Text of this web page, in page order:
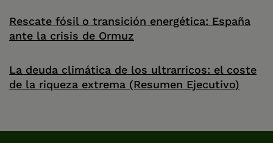
Rescate fósil o transición energética: España
ante la crisis de Ormuz
La deuda climática de los ultrarricos: el coste
de la riqueza extrema (Resumen Ejecutivo)